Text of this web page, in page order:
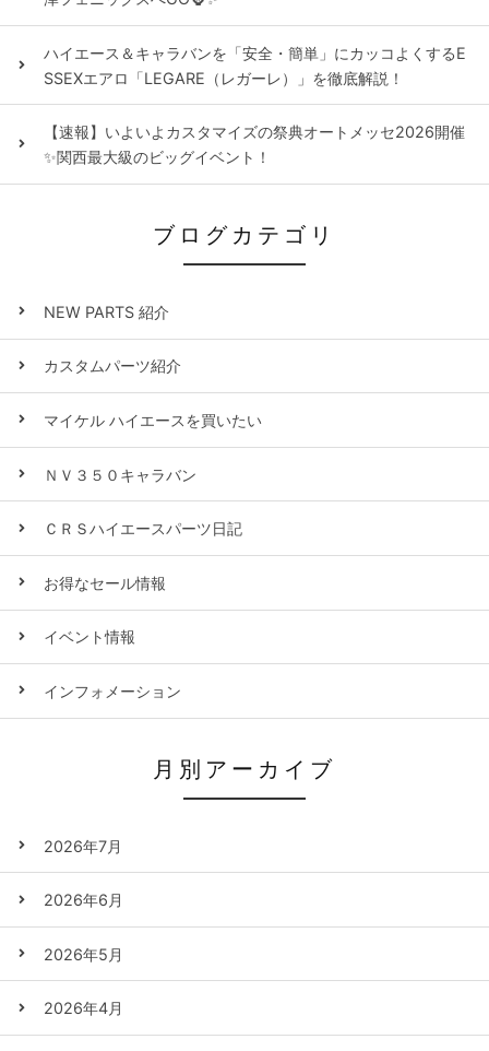
ハイエース＆キャラバンを「安全・簡単」にカッコよくするE
SSEXエアロ「LEGARE（レガーレ）」を徹底解説！
【速報】いよいよカスタマイズの祭典オートメッセ2026開催
✨関西最大級のビッグイベント！
ブログカテゴリ
NEW PARTS 紹介
カスタムパーツ紹介
マイケル ハイエースを買いたい
ＮＶ３５０キャラバン
ＣＲＳハイエースパーツ日記
お得なセール情報
イベント情報
インフォメーション
月別アーカイブ
2026年7月
2026年6月
2026年5月
2026年4月